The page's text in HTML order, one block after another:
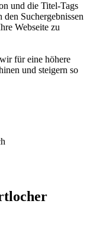
und die Titel-Tags
den Suchergebnissen
Webseite zu
für eine höhere
und steigern so